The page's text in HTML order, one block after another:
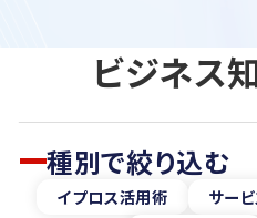
ビジネス
種別で絞り込む
イプロス活用術 サー